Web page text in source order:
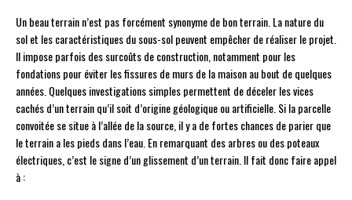
Un beau terrain n’est pas forcément synonyme de bon terrain. La nature du
sol et les caractéristiques du sous-sol peuvent empêcher de réaliser le projet.
Il impose parfois des surcoûts de construction, notamment pour les
fondations pour éviter les fissures de murs de la maison au bout de quelques
années. Quelques investigations simples permettent de déceler les vices
cachés d’un terrain qu’il soit d’origine géologique ou artificielle. Si la parcelle
convoitée se situe à l’allée de la source, il y a de fortes chances de parier que
le terrain a les pieds dans l’eau. En remarquant des arbres ou des poteaux
électriques, c’est le signe d’un glissement d’un terrain. Il fait donc faire appel
à :